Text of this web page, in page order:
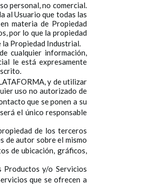
personal, no comercial.
al Usuario que todas las
materia de Propiedad
por lo que la propiedad
la Propiedad Industrial.
cualquier información,
le está expresamente
y de utilizar
uso no autorizado de
que se ponen a su
el único responsable
de los terceros
de autor sobre el mismo
de ubicación, gráficos,
Productos y/o Servicios
que se ofrecen a